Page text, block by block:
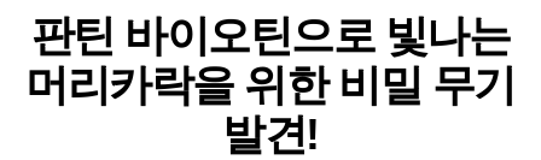
판틴 바이오틴으로 빛나는
머리카락을 위한 비밀 무기
발견!